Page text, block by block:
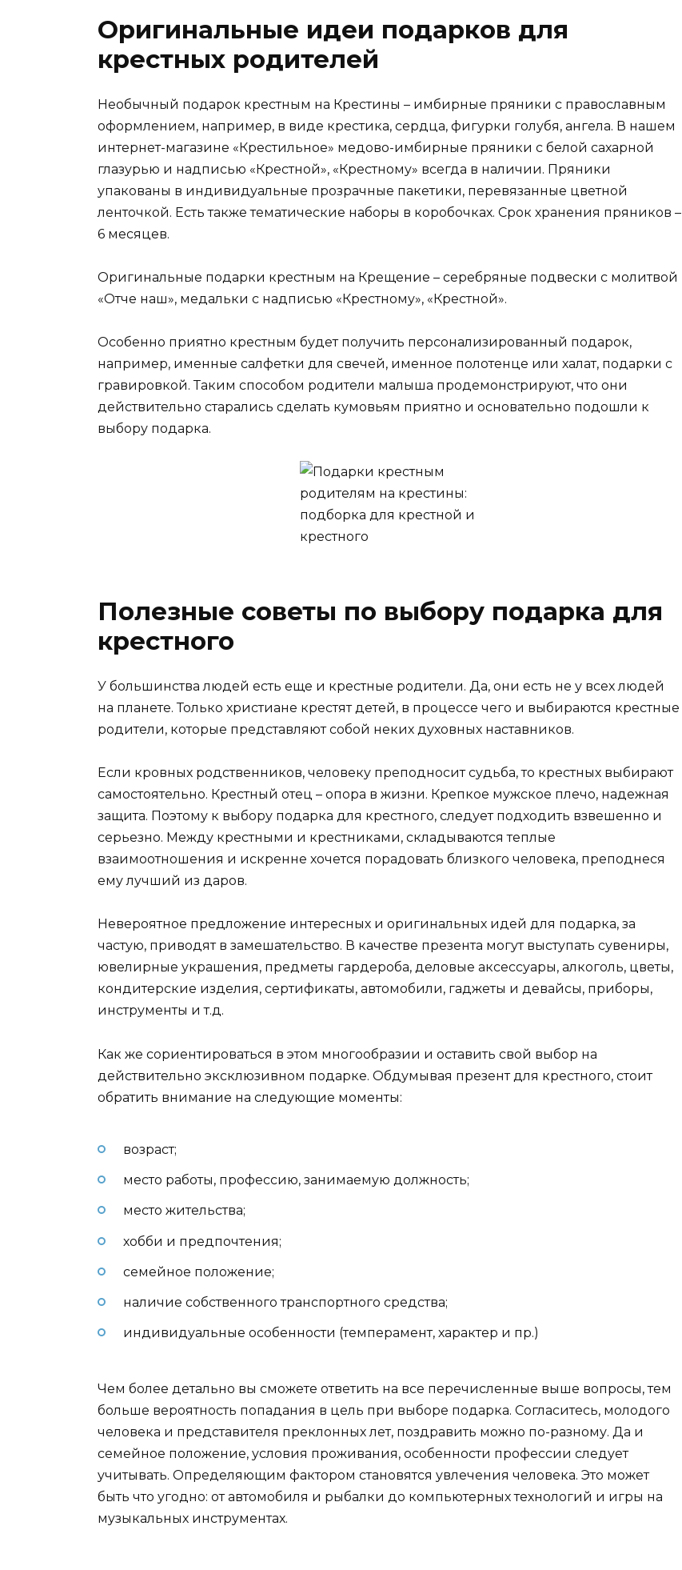
Оригинальные идеи подарков для
крестных родителей
Необычный подарок крестным на Крестины – имбирные пряники с православным
оформлением, например, в виде крестика, сердца, фигурки голубя, ангела. В нашем
интернет-магазине «Крестильное» медово-имбирные пряники с белой сахарной
глазурью и надписью «Крестной», «Крестному» всегда в наличии. Пряники
упакованы в индивидуальные прозрачные пакетики, перевязанные цветной
ленточкой. Есть также тематические наборы в коробочках. Срок хранения пряников –
6 месяцев.
Оригинальные подарки крестным на Крещение – серебряные подвески с молитвой
«Отче наш», медальки с надписью «Крестному», «Крестной».
Особенно приятно крестным будет получить персонализированный подарок,
например, именные салфетки для свечей, именное полотенце или халат, подарки с
гравировкой. Таким способом родители малыша продемонстрируют, что они
действительно старались сделать кумовьям приятно и основательно подошли к
выбору подарка.
Полезные советы по выбору подарка для
крестного
У большинства людей есть еще и крестные родители. Да, они есть не у всех людей
на планете. Только христиане крестят детей, в процессе чего и выбираются крестные
родители, которые представляют собой неких духовных наставников.
Если кровных родственников, человеку преподносит судьба, то крестных выбирают
самостоятельно. Крестный отец – опора в жизни. Крепкое мужское плечо, надежная
защита. Поэтому к выбору подарка для крестного, следует подходить взвешенно и
серьезно. Между крестными и крестниками, складываются теплые
взаимоотношения и искренне хочется порадовать близкого человека, преподнеся
ему лучший из даров.
Невероятное предложение интересных и оригинальных идей для подарка, за
частую, приводят в замешательство. В качестве презента могут выступать сувениры,
ювелирные украшения, предметы гардероба, деловые аксессуары, алкоголь, цветы,
кондитерские изделия, сертификаты, автомобили, гаджеты и девайсы, приборы,
инструменты и т.д.
Как же сориентироваться в этом многообразии и оставить свой выбор на
действительно эксклюзивном подарке. Обдумывая презент для крестного, стоит
обратить внимание на следующие моменты:
возраст;
место работы, профессию, занимаемую должность;
место жительства;
хобби и предпочтения;
семейное положение;
наличие собственного транспортного средства;
индивидуальные особенности (темперамент, характер и пр.)
Чем более детально вы сможете ответить на все перечисленные выше вопросы, тем
больше вероятность попадания в цель при выборе подарка. Согласитесь, молодого
человека и представителя преклонных лет, поздравить можно по-разному. Да и
семейное положение, условия проживания, особенности профессии следует
учитывать. Определяющим фактором становятся увлечения человека. Это может
быть что угодно: от автомобиля и рыбалки до компьютерных технологий и игры на
музыкальных инструментах.